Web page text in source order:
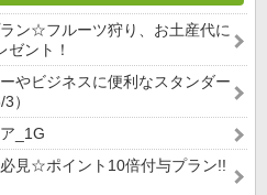
ン☆フルーツ狩り、お土産代に
ント！
やビジネスに便利なスタンダー
）
_1G
見☆ポイント10倍付与プラン!!